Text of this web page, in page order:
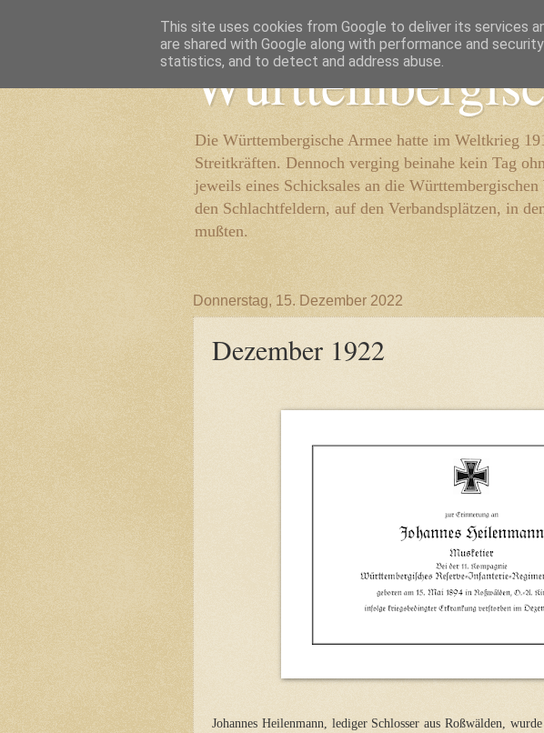
Die Württembergische Armee hatte im Weltkrieg
Streitkräften. Dennoch verging beinahe kein Tag
jeweils eines Schicksales an die
den Schlachtfeldern, auf den Verbandsplätzen, in
mußten.
Donnerstag, 15. Dezember 2022
Dezember 1922
Johannes Heilenmann, lediger Schlosser aus Roßwälden,
This site uses cookies from Google to deliver its services
are shared with Google along with performance and
statistics, and to detect and address abuse.